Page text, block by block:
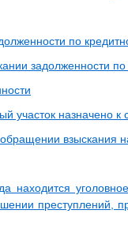
по
задолженности
участок назначено к
взыскания
находится
преступлений,